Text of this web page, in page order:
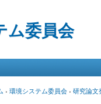
に
ム委員会
地
› 環境システム委員会 › 研究論文